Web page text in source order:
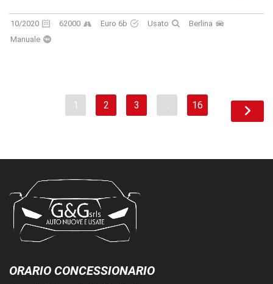
10/2020 62000 Euro 6b Usato
Berlina
Manuale
1 2 3 … 16
ORARIO CONCESSIONARIO